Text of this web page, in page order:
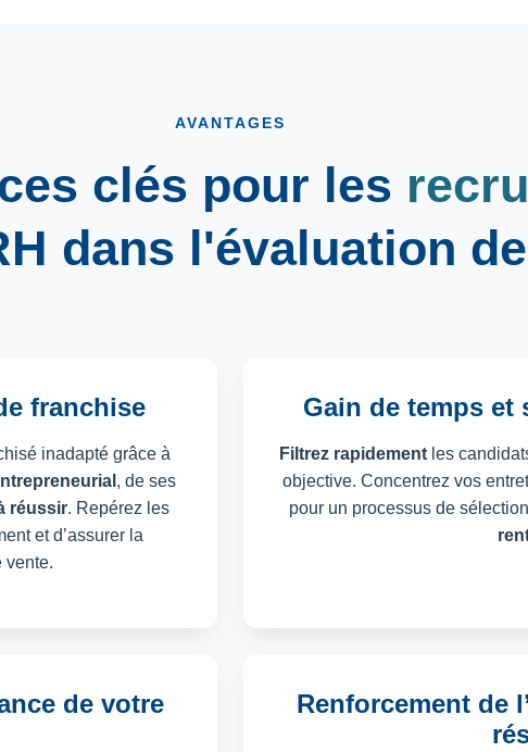
AVANTAGES
clés pour les
dans l'évaluation
franchise
inadapté grâce à
, de ses
réussir. Repérez les
et d’assurer la
vente.
Gain de temps et
Filtrez rapidement les
objective. Concentrez vos
pour un processus de sélection
de votre
Renforcement de